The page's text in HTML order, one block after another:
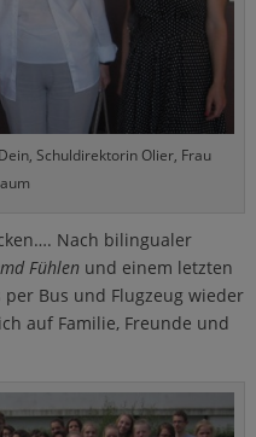
Schuldirektorin Olier, Frau
Nach bilingualer
Fühlen und einem letzten
Bus und Flugzeug wieder
auf Familie, Freunde und